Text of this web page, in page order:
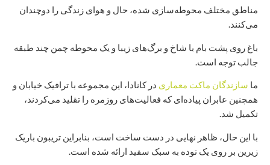
مناطق مختلف محوطه‌سازی شده، حال و هوای زندگی را دوچندان
می‌کنند.
باغ روی پشت بام با شاخ و برگ‌های زیبا و یک محوطه چمن چند طبقه
جالب توجه است.
ما سازندگان ماکت معماری در کانادا، این مجموعه با ترافیک خیابان و
همچنین عابران پیاده‌ای که فعالیت‌های روزمره را تقلید می‌کردند،
تکمیل شد.
با این حال، ظاهر نهایی در دست ساخت است، بنابراین تریبون باریک
زیرین بر روی یک توده به سبک سفید ارائه شده است.